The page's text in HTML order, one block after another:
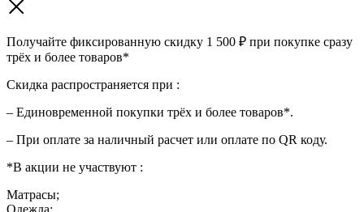
Получайте фиксированную скидку 1 500 ₽ при покупке сразу
трёх и более товаров*
Скидка распространяется при :
– Единовременной покупки трёх и более товаров*.
– При оплате за наличный расчет или оплате по QR коду.
*В акции не участвуют :
Матрасы;